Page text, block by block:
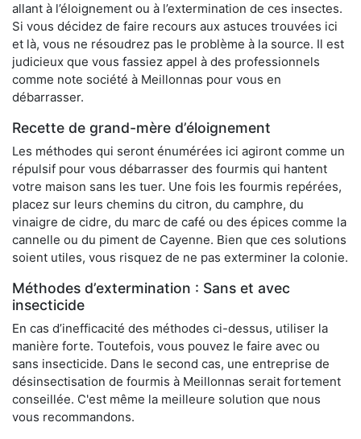
allant à l’éloignement ou à l’extermination de ces insectes.
Si vous décidez de faire recours aux astuces trouvées ici
et là, vous ne résoudrez pas le problème à la source. Il est
judicieux que vous fassiez appel à des professionnels
comme note société à Meillonnas pour vous en
débarrasser.
Recette de grand-mère d’éloignement
Les méthodes qui seront énumérées ici agiront comme un
répulsif pour vous débarrasser des fourmis qui hantent
votre maison sans les tuer. Une fois les fourmis repérées,
placez sur leurs chemins du citron, du camphre, du
vinaigre de cidre, du marc de café ou des épices comme la
cannelle ou du piment de Cayenne. Bien que ces solutions
soient utiles, vous risquez de ne pas exterminer la colonie.
Méthodes d’extermination : Sans et avec
insecticide
En cas d’inefficacité des méthodes ci-dessus, utiliser la
manière forte. Toutefois, vous pouvez le faire avec ou
sans insecticide. Dans le second cas, une entreprise de
désinsectisation de fourmis à Meillonnas serait fortement
conseillée. C'est même la meilleure solution que nous
vous recommandons.